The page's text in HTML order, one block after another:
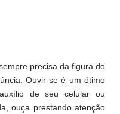
precisa da figura do
Ouvir-se é um ótimo
de seu celular ou
ouça prestando atenção